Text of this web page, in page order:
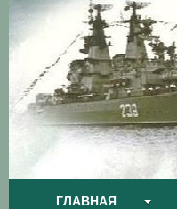
ГЛАВНАЯ